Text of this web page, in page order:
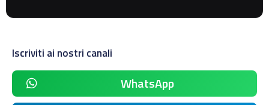
Iscriviti ai nostri canali
WhatsApp